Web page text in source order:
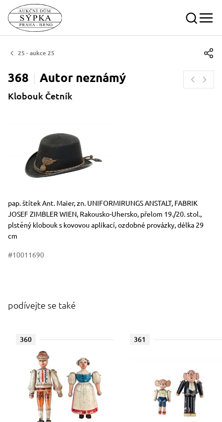
25 - aukce 25
368 Autor neznámý
Klobouk Četník
Rozměry
Stručný popis předmětu
pap. štítek Ant. Maier, zn. UNIFORMIRUNGS ANSTALT, FABRIK
JOSEF ZIMBLER WIEN, Rakousko-Uhersko, přelom 19./20. stol.,
plstěný klobouk s kovovou aplikací, ozdobné provázky, délka 29
cm
#10011690
podívejte se také
360 361